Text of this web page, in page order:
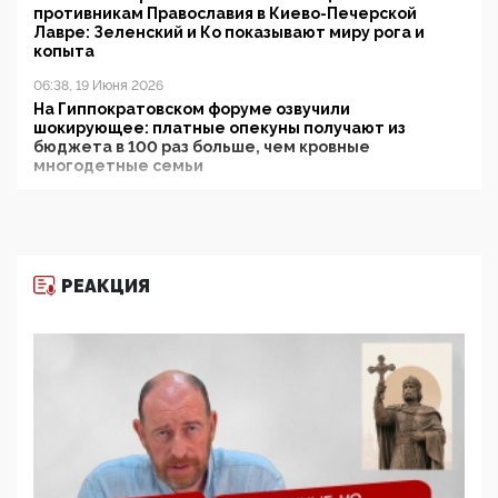
противникам Православия в Киево-Печерской
Лавре: Зеленский и Ко показывают миру рога и
копыта
06:38, 19 Июня 2026
На Гиппократовском форуме озвучили
шокирующее: платные опекуны получают из
бюджета в 100 раз больше, чем кровные
многодетные семьи
11:53, 09 Июня 2026
деятельность ИИТО ЮНЕСКО в России, но
цифроглобалисты продолжают определять
повестку в образовании
09:43, 01 Июня 2026
5G за счет здоровья граждан: Минцифры намерено
отобрать у регионов и муниципалитетов право
защищать жилые дома и социальные объекты от
РЕАКЦИЯ